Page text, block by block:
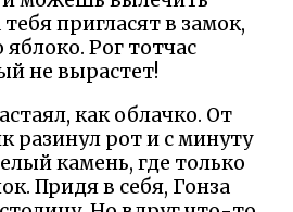
пригласят в замок,
яблоко. Рог тотчас
не вырастет!
как облачко. От
разинул рот и с минуту
камень, где только
Придя в себя, Гонза